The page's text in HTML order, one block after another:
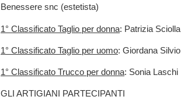
Benessere snc (estetista)
1° Classificato Taglio per donna: Patrizia Sciolla
1° Classificato Taglio per uomo: Giordana Silvio
1° Classificato Trucco per donna: Sonia Laschi
GLI ARTIGIANI PARTECIPANTI